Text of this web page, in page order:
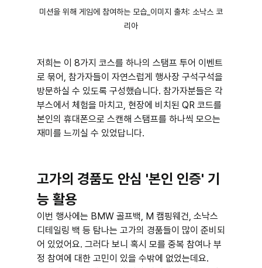
미션을 위해 게임에 참여하는 모습_이미지 출처: 소낙스 코
리아
저희는 이 8가지 코스를 하나의 스탬프 투어 이벤트
로 묶어, 참가자들이 자연스럽게 행사장 구석구석을
방문하실 수 있도록 구성했습니다. 참가자분들은 각
부스에서 체험을 마치고, 현장에 비치된 QR 코드를
본인의 휴대폰으로 스캔해 스탬프를 하나씩 모으는
재미를 느끼실 수 있었답니다.
고가의 경품도 안심 '본인 인증' 기
능 활용
이번 행사에는 BMW 골프백, M 캠핑웨건, 소낙스
디테일링 백 등 탐나는 고가의 경품들이 많이 준비되
어 있었어요. 그러다 보니 혹시 모를 중복 참여나 부
정 참여에 대한 고민이 있을 수밖에 없었는데요.